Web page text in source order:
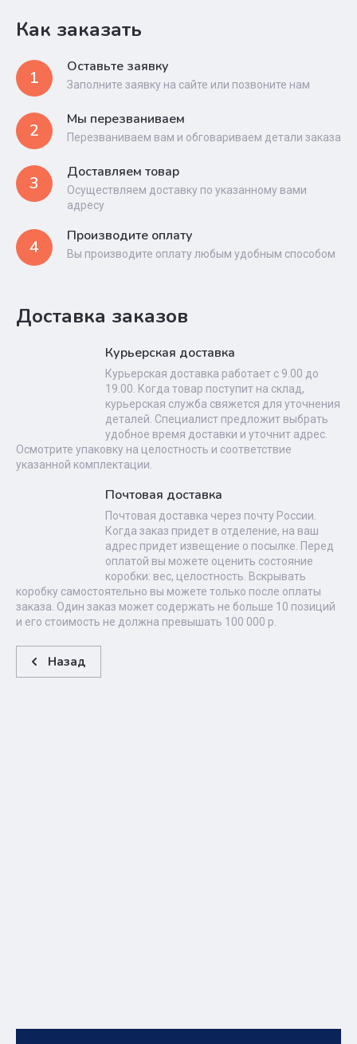
Как заказать
1
Оставьте заявку
Заполните заявку на сайте или позвоните нам
2
Мы перезваниваем
Перезваниваем вам и обговариваем детали заказа
3
Доставляем товар
Осуществляем доставку по указанному вами
адресу
4
Производите оплату
Вы производите оплату любым удобным способом
Доставка заказов
Курьерская доставка
Курьерская доставка работает с 9.00 до
19.00. Когда товар поступит на склад,
курьерская служба свяжется для уточнения
деталей. Специалист предложит выбрать
удобное время доставки и уточнит адрес.
Осмотрите упаковку на целостность и соответствие
указанной комплектации.
Почтовая доставка
Почтовая доставка через почту России.
Когда заказ придет в отделение, на ваш
адрес придет извещение о посылке. Перед
оплатой вы можете оценить состояние
коробки: вес, целостность. Вскрывать
коробку самостоятельно вы можете только после оплаты
заказа. Один заказ может содержать не больше 10 позиций
и его стоимость не должна превышать 100 000 р.
Назад